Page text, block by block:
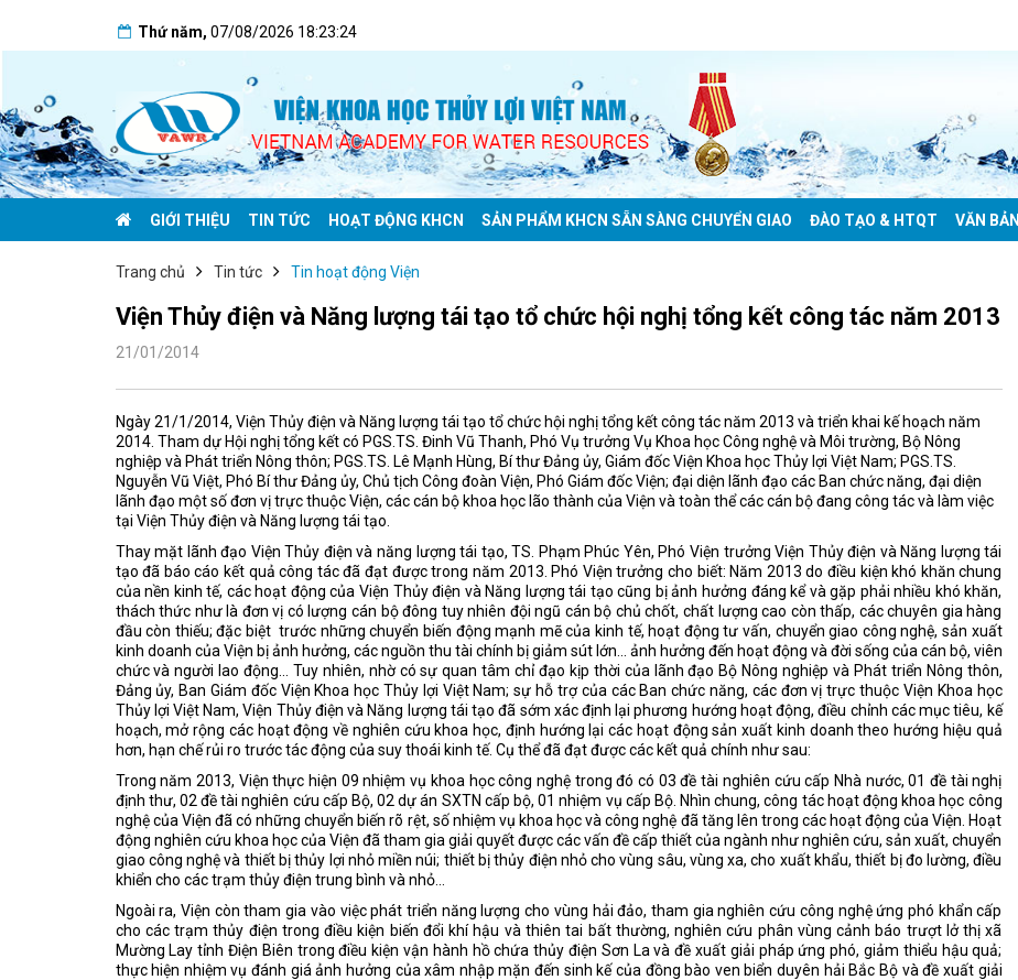
Thứ năm, 07/08/2026 18:23:24
GIỚI THIỆU TIN TỨC HOẠT ĐỘNG KHCN SẢN PHẨM KHCN SẴN SÀNG CHUYỂN GIAO ĐÀO TẠO & HTQT VĂN BẢN
Trang chủ Tin tức Tin hoạt động Viện
Viện Thủy điện và Năng lượng tái tạo tổ chức hội nghị tổng kết công tác năm 2013
21/01/2014
Ngày 21/1/2014, Viện Thủy điện và Năng lượng tái tạo tổ chức hội nghị tổng kết công tác năm 2013 và triển khai kế hoạch năm
2014. Tham dự Hội nghị tổng kết có PGS.TS. Đinh Vũ Thanh, Phó Vụ trưởng Vụ Khoa học Công nghệ và Môi trường, Bộ Nông
nghiệp và Phát triển Nông thôn; PGS.TS. Lê Mạnh Hùng, Bí thư Đảng ủy, Giám đốc Viện Khoa học Thủy lợi Việt Nam; PGS.TS.
Nguyễn Vũ Việt, Phó Bí thư Đảng ủy, Chủ tịch Công đoàn Viện, Phó Giám đốc Viện; đại diện lãnh đạo các Ban chức năng, đại diện
lãnh đạo một số đơn vị trực thuộc Viện, các cán bộ khoa học lão thành của Viện và toàn thể các cán bộ đang công tác và làm việc
tại Viện Thủy điện và Năng lượng tái tạo.
Thay mặt lãnh đạo Viện Thủy điện và năng lượng tái tạo, TS. Phạm Phúc Yên, Phó Viện trưởng Viện Thủy điện và Năng lượng tái
tạo đã báo cáo kết quả công tác đã đạt được trong năm 2013. Phó Viện trưởng cho biết: Năm 2013 do điều kiện khó khăn chung
của nền kinh tế, các hoạt động của Viện Thủy điện và Năng lượng tái tạo cũng bị ảnh hưởng đáng kể và gặp phải nhiều khó khăn,
thách thức như là đơn vị có lượng cán bộ đông tuy nhiên đội ngũ cán bộ chủ chốt, chất lượng cao còn thấp, các chuyên gia hàng
đầu còn thiếu; đặc biệt trước những chuyển biến động mạnh mẽ của kinh tế, hoạt động tư vấn, chuyển giao công nghệ, sản xuất
kinh doanh của Viện bị ảnh hưởng, các nguồn thu tài chính bị giảm sút lớn... ảnh hưởng đến hoạt động và đời sống của cán bộ, viên
chức và người lao động... Tuy nhiên, nhờ có sự quan tâm chỉ đạo kịp thời của lãnh đạo Bộ Nông nghiệp và Phát triển Nông thôn,
Đảng ủy, Ban Giám đốc Viện Khoa học Thủy lợi Việt Nam; sự hỗ trợ của các Ban chức năng, các đơn vị trực thuộc Viện Khoa học
Thủy lợi Việt Nam, Viện Thủy điện và Năng lượng tái tạo đã sớm xác định lại phương hướng hoạt động, điều chỉnh các mục tiêu, kế
hoạch, mở rộng các hoạt động về nghiên cứu khoa học, định hướng lại các hoạt động sản xuất kinh doanh theo hướng hiệu quả
hơn, hạn chế rủi ro trước tác động của suy thoái kinh tế. Cụ thể đã đạt được các kết quả chính như sau:
Trong năm 2013, Viện thực hiện 09 nhiệm vụ khoa học công nghệ trong đó có 03 đề tài nghiên cứu cấp Nhà nước, 01 đề tài nghị
định thư, 02 đề tài nghiên cứu cấp Bộ, 02 dự án SXTN cấp bộ, 01 nhiệm vụ cấp Bộ. Nhìn chung, công tác hoạt động khoa học công
nghệ của Viện đã có những chuyển biến rõ rệt, số nhiệm vụ khoa học và công nghệ đã tăng lên trong các hoạt động của Viện. Hoạt
động nghiên cứu khoa học của Viện đã tham gia giải quyết được các vấn đề cấp thiết của ngành như nghiên cứu, sản xuất, chuyển
giao công nghệ và thiết bị thủy lợi nhỏ miền núi; thiết bị thủy điện nhỏ cho vùng sâu, vùng xa, cho xuất khẩu, thiết bị đo lường, điều
khiển cho các trạm thủy điện trung bình và nhỏ...
Ngoài ra, Viện còn tham gia vào việc phát triển năng lượng cho vùng hải đảo, tham gia nghiên cứu công nghệ ứng phó khẩn cấp
cho các trạm thủy điện trong điều kiện biến đổi khí hậu và thiên tai bất thường, nghiên cứu phân vùng cảnh báo trượt lở thị xã
Mường Lay tỉnh Điện Biên trong điều kiện vận hành hồ chứa thủy điện Sơn La và đề xuất giải pháp ứng phó, giảm thiểu hậu quả;
thực hiện nhiệm vụ đánh giá ảnh hưởng của xâm nhập mặn đến sinh kế của đồng bào ven biển duyên hải Bắc Bộ và đề xuất giải